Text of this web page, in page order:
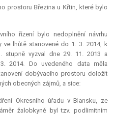
prostoru Březina u Křtin, které bylo
řízení bylo nedoplnění návrhu
lhůtě stanovené do 1. 3. 2014, k
stupně vyzval dne 29. 11. 2013 a
2014. Do uvedeného data měla
dobývacího prostoru doložit
obecných zájmů, a sice:
Okresního úřadu v Blansku, ze
žalobkyně byl tzv. podlimitním